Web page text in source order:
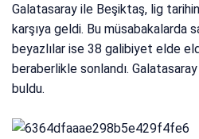
Galatasaray ile Beşiktaş, lig
karşıya geldi. Bu müsabakalarda
beyazlılar ise 38 galibiyet elde
beraberlikle sonlandı.
buldu.